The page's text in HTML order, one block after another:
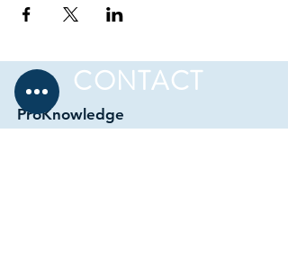
CONTACT
ProKnowledge